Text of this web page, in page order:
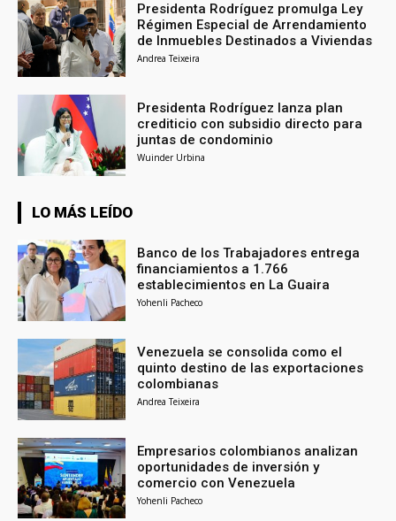
Presidenta Rodríguez promulga Ley
Régimen Especial de Arrendamiento
de Inmuebles Destinados a Viviendas
Andrea Teixeira
Presidenta Rodríguez lanza plan
crediticio con subsidio directo para
juntas de condominio
Wuinder Urbina
LO MÁS LEÍDO
Banco de los Trabajadores entrega
financiamientos a 1.766
establecimientos en La Guaira
Yohenli Pacheco
Venezuela se consolida como el
quinto destino de las exportaciones
colombianas
Andrea Teixeira
Empresarios colombianos analizan
oportunidades de inversión y
comercio con Venezuela
Yohenli Pacheco